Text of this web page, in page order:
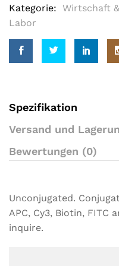
Kategorie:
Wirtschaft
Labor
Spezifikation
Versand und
Bewertungen (0)
Unconjugated.
APC, Cy3, Biotin, FITC
inquire.